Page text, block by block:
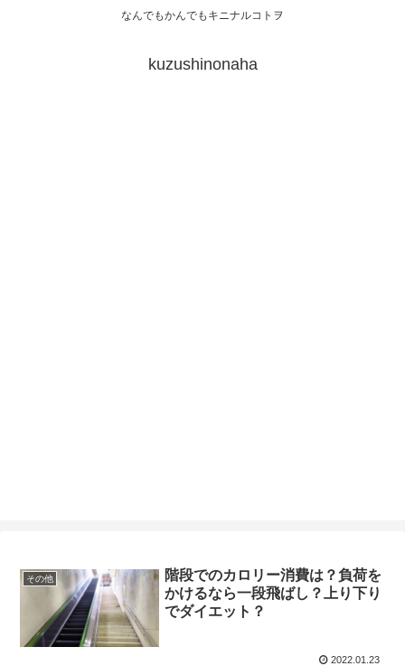
なんでもかんでもキニナルコトヲ
kuzushinonaha
その他
階段でのカロリー消費は？負荷を
かけるなら一段飛ばし？上り下り
でダイエット？
2022.01.23